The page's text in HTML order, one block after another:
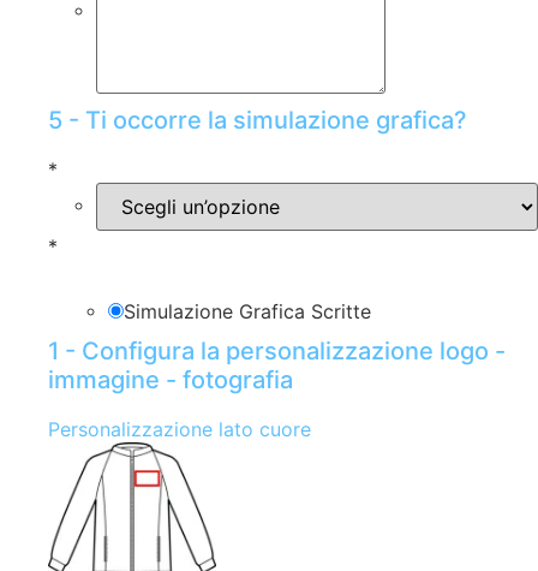
5 - Ti occorre la simulazione grafica?
*
*
Simulazione Grafica Scritte
1 - Configura la personalizzazione logo -
immagine - fotografia
Personalizzazione lato cuore